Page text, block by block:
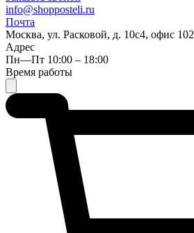
info@shopposteli.ru
Почта
Москва, ул. Расковой, д. 10с4, офис 102
Адрес
Пн—Пт 10:00 – 18:00
Время работы